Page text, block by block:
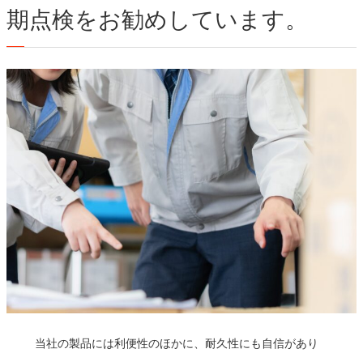
期点検をお勧めしています。
当社の製品には利便性のほかに、耐久性にも自信があり